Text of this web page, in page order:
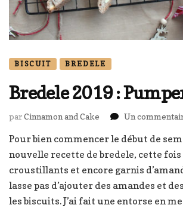
BISCUIT BREDELE
Bredele 2019 :
parCinnamon and Cake Un
Pour bien commencer le début de
nouvelle recette de bredele, cette
croustillants et encore garnis
lasse pas d’ajouter des amandes et
les biscuits. J’ai fait une entorse en